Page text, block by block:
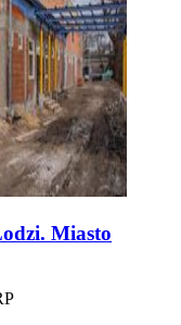
Miasto